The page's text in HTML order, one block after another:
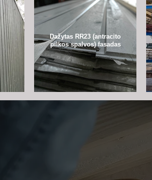
Dažytas RR23 (antracito
pilkos spalvos) fasadas